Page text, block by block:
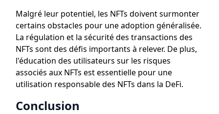
Malgré leur potentiel, les NFTs doivent surmonter
certains obstacles pour une adoption généralisée.
La régulation et la sécurité des transactions des
NFTs sont des défis importants à relever. De plus,
l'éducation des utilisateurs sur les risques
associés aux NFTs est essentielle pour une
utilisation responsable des NFTs dans la DeFi.
Conclusion